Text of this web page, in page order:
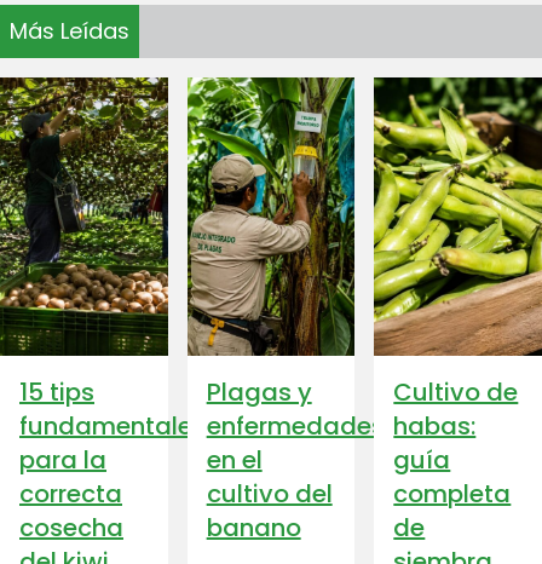
Más Leídas
15 tips
fundamentales
para la
correcta
cosecha
Plagas y
enfermedades
en el
cultivo del
banano
Cultivo de
habas:
guía
completa
de